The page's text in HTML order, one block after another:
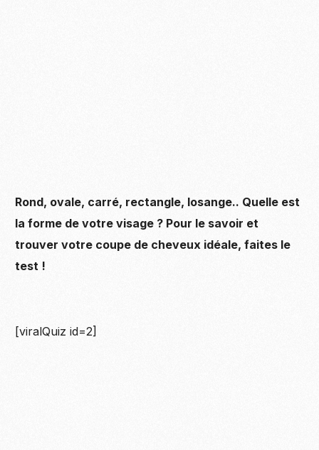
Rond, ovale, carré, rectangle, losange.. Quelle est
la forme de votre visage ? Pour le savoir et
trouver votre coupe de cheveux idéale, faites le
test !
[viralQuiz id=2]